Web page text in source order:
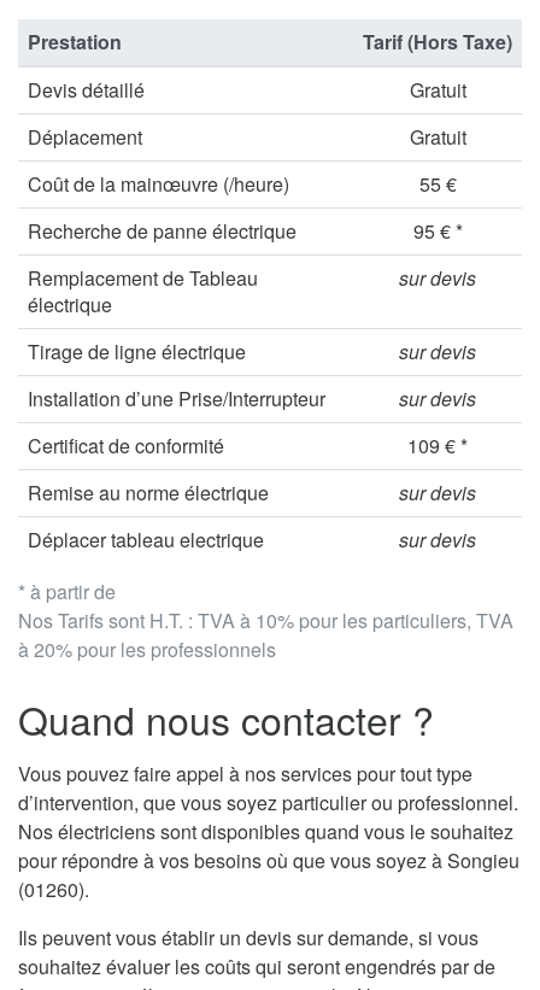
* à partir de
Nos Tarifs sont H.T. : TVA à 10% pour les particuliers, TVA
à 20% pour les professionnels
Prestation
Tarif (Hors Taxe)
Devis détaillé
Gratuit
Déplacement
Gratuit
Coût de la mainœuvre (/heure)
55 €
Recherche de panne électrique
95 € *
Remplacement de Tableau
électrique
sur devis
Tirage de ligne électrique
sur devis
Installation d’une Prise/Interrupteur
sur devis
Certificat de conformité
109 € *
Remise au norme électrique
sur devis
Déplacer tableau electrique
sur devis
Quand nous contacter ?
Vous pouvez faire appel à nos services pour tout type
d’intervention, que vous soyez particulier ou professionnel.
Nos électriciens sont disponibles quand vous le souhaitez
pour répondre à vos besoins où que vous soyez à Songieu
(01260).
Ils peuvent vous établir un devis sur demande, si vous
souhaitez évaluer les coûts qui seront engendrés par de